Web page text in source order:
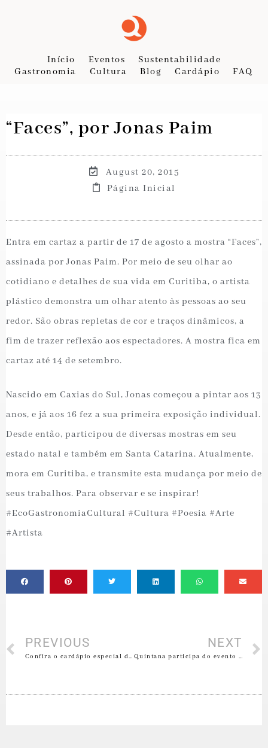
Início Eventos
Sustentabilidade
Gastronomia
Cultura Blog Cardápio FAQ
“Faces”, por Jonas Paim
August 20, 2015
Página Inicial
Entra em cartaz a partir de 17 de agosto a mostra “Faces”,
assinada por Jonas Paim. Por meio de seu olhar ao
cotidiano e detalhes de sua vida em Curitiba, o artista
plástico demonstra um olhar atento às pessoas ao seu
redor. São obras repletas de cor e traços dinâmicos, a
fim de trazer reflexão aos espectadores. A mostra fica em
cartaz até 14 de setembro.
Nascido em Caxias do Sul, Jonas começou a pintar aos 13
anos, e já aos 16 fez a sua primeira exposição individual.
Desde então, participou de diversas mostras em seu
estado natal e também em Santa Catarina. Atualmente,
mora em Curitiba, e transmite esta mudança por meio de
seus trabalhos. Para observar e se inspirar!
#EcoGastronomiaCultural #Cultura #Poesia #Arte
#Artista
PREVIOUS
Confira o cardápio especial de Dia dos Pais do Quintana!
NEXT
Quintana participa do evento “Rua da França”; veja o cardápio!